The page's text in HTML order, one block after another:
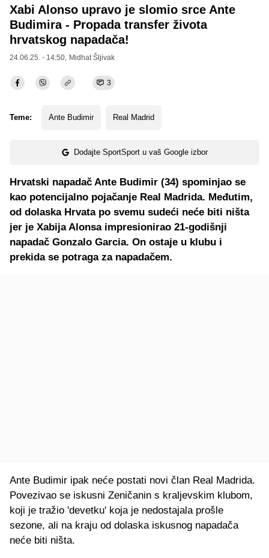
Xabi Alonso upravo je slomio srce Ante
Budimira - Propada transfer života
hrvatskog napadača!
24.06.25. - 14:50, Midhat Šljivak
3
Teme: Ante Budimir Real Madrid
Dodajte SportSport u vaš Google izbor
Hrvatski napadač Ante Budimir (34) spominjao se
kao potencijalno pojačanje Real Madrida. Međutim,
od dolaska Hrvata po svemu sudeći neće biti ništa
jer je Xabija Alonsa impresionirao 21-godišnji
napadač Gonzalo Garcia. On ostaje u klubu i
prekida se potraga za napadačem.
Ante Budimir ipak neće postati novi član Real Madrida.
Povezivao se iskusni Zeničanin s kraljevskim klubom,
koji je tražio 'devetku' koja je nedostajala prošle
sezone, ali na kraju od dolaska iskusnog napadača
neće biti ništa.